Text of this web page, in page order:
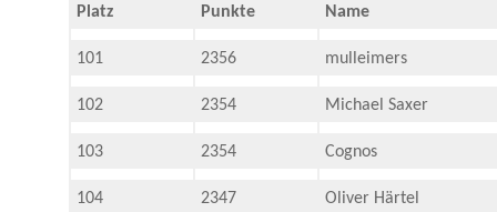
Platz Punkte Name
101 2356 mulleimers
102 2354 Michael Saxer
103 2354 Cognos
104 2347 Oliver Härtel